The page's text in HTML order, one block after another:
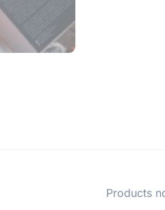
Products